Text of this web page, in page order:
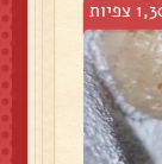
צפיות